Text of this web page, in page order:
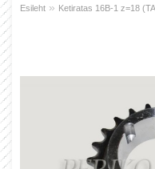
Esileht » Ketiratas 16B-1 z=18